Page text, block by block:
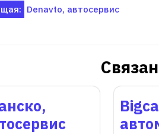
Denаvto, автосервис